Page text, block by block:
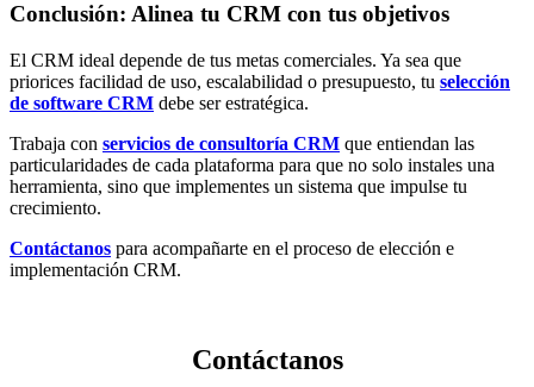
Conclusión: Alinea tu CRM con tus objetivos
El CRM ideal depende de tus metas comerciales. Ya sea que
priorices facilidad de uso, escalabilidad o presupuesto, tu selección
de software CRM debe ser estratégica.
Trabaja con servicios de consultoría CRM que entiendan las
particularidades de cada plataforma para que no solo instales una
herramienta, sino que implementes un sistema que impulse tu
crecimiento.
Contáctanos para acompañarte en el proceso de elección e
implementación CRM.
Contáctanos